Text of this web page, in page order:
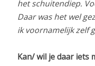
het schuitendiep.
Daar was het wel
ik voornamelijk zelf
Kan/ wil je daar iets